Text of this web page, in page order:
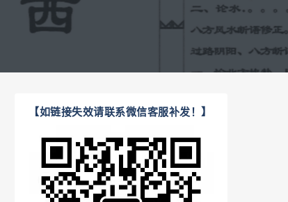
【如链接失效请联系微信客服补发！】